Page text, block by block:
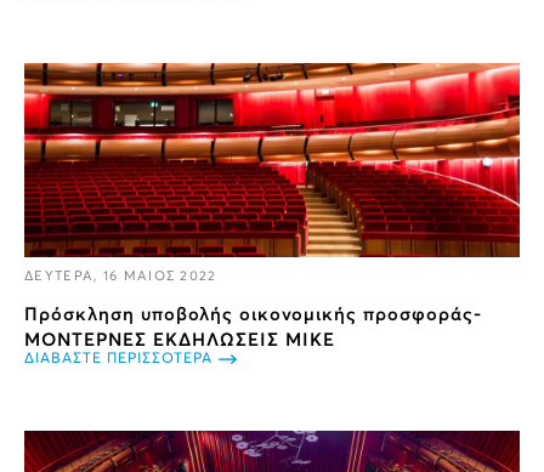
ΔΕΥΤΕΡΑ, 16 ΜΑΙΟΣ 2022
Πρόσκληση υποβολής οικονομικής προσφοράς-
ΜΟΝΤΕΡΝΕΣ ΕΚΔΗΛΩΣΕΙΣ ΜΙΚΕ
ΔΙΑΒΑΣΤΕ ΠΕΡΙΣΣΟΤΕΡΑ